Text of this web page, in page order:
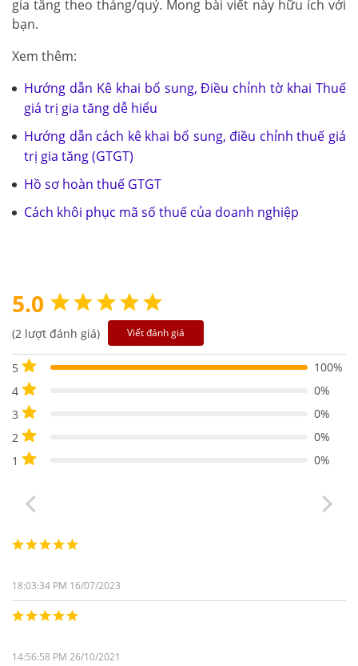
gia tăng theo tháng/quý. Mong bài viết này hữu ích với
bạn.
Xem thêm:
Hướng dẫn Kê khai bổ sung, Điều chỉnh tờ khai Thuế
giá trị gia tăng dễ hiểu
Hướng dẫn cách kê khai bổ sung, điều chỉnh thuế giá
trị gia tăng (GTGT)
Hồ sơ hoàn thuế GTGT
Cách khôi phục mã số thuế của doanh nghiệp
5.0
(2 lượt đánh giá) Viết đánh giá
5
100%
4
0%
3
0%
2
0%
1
0%
18:03:34 PM 16/07/2023
14:56:58 PM 26/10/2021